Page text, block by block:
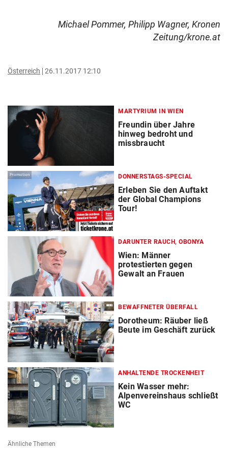
Michael Pommer, Philipp Wagner, Kronen
Zeitung/krone.at
Österreich 26.11.2017 12:10
MARTYRIUM IN WIEN
Freundin über Jahre
hinweg bedroht und
missbraucht
Promotion DONNERSTAGS-SPECIAL
Erleben Sie den Auftakt
der Global Champions
Tour!
DARUNTER RAUCH, OBONYA
Wien: Männer
protestierten gegen
Gewalt an Frauen
BEWAFFNETER ÜBERFALL
Dorotheum: Räuber ließ
Beute im Geschäft zurück
ANHALTENDE TROCKENHEIT
Kein Wasser mehr:
Alpenvereinshaus schließt
WC
Ähnliche Themen